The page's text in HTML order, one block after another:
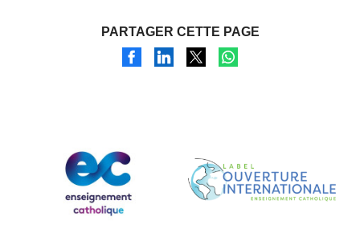
PARTAGER CETTE PAGE